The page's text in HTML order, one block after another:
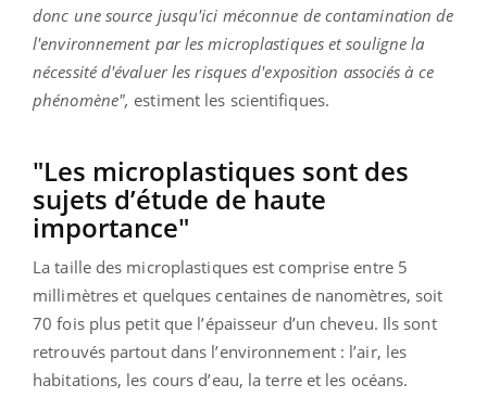
donc une source jusqu'ici méconnue de contamination de
l'environnement par les microplastiques et souligne la
nécessité d'évaluer les risques d'exposition associés à ce
phénomène", estiment les scientifiques.
"Les microplastiques sont des
sujets d’étude de haute
importance"
La taille des microplastiques est comprise entre 5
millimètres et quelques centaines de nanomètres, soit
70 fois plus petit que l’épaisseur d’un cheveu. Ils sont
retrouvés partout dans l’environnement : l’air, les
habitations, les cours d’eau, la terre et les océans.